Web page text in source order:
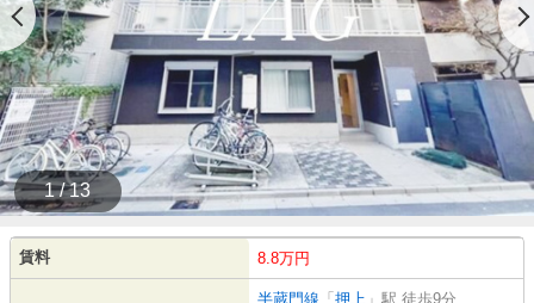
1 / 13
賃料 8.8万円
半蔵門線 「 押上 」駅 徒歩9分